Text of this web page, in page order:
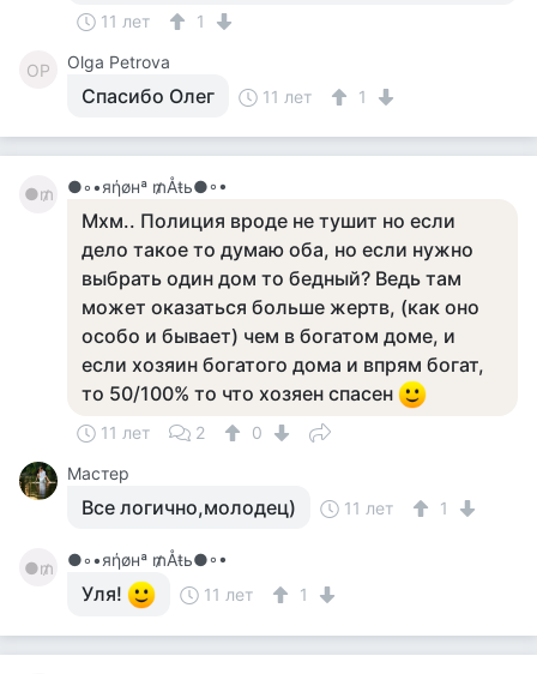
11 лет 1
OP Olga Petrova
Спасибо Олег 11 лет 1
●₥ ●◦•яήøнª ₥Åŧь●◦•
Мхм.. Полиция вроде не тушит но если
дело такое то думаю оба, но если нужно
выбрать один дом то бедный? Ведь там
может оказаться больше жертв, (как оно
особо и бывает) чем в богатом доме, и
если хозяин богатого дома и впрям богат,
то 50/100% то что хозяен спасен
11 лет 2
0
Мастер
Все логично,молодец) 11 лет 1
●₥ ●◦•яήøнª ₥Åŧь●◦•
Уля! 11 лет 1